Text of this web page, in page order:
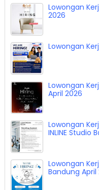
Lowongan
Lowongan
Lowongan
Lowongan
April 2026
Lowongan
INLINE Studio